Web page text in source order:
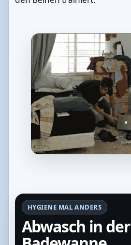
HYGIENE MAL ANDERS
Abwasch in der